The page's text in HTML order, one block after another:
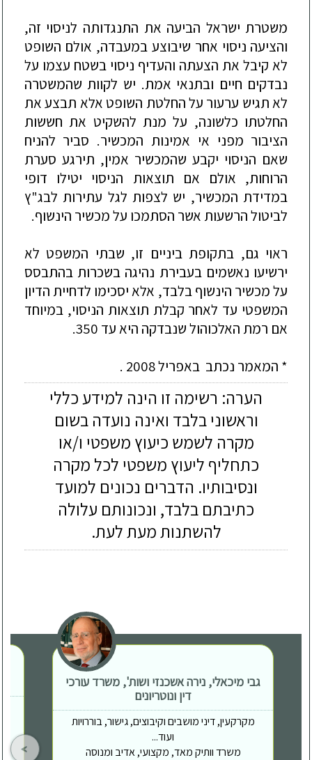
משטרת ישראל הביעה את התנגדותה לניסוי זה,
והציעה ניסוי אחר שיבוצע במעבדה, אולם השופט
לא קיבל את הצעתה והעדיף ניסוי בשטח עצמו על
נבדקים חיים ובתנאי אמת. יש לקוות שהמשטרה
לא תגיש ערעור על החלטת השופט אלא תבצע את
החלטתו כלשונה, על מנת להשקיט את חששות
הציבור מפני אי אמינות המכשיר. סביר להניח
שאם הניסוי יקבע שהמכשיר אמין, תירגע סערת
הרוחות, אולם אם תוצאות הניסוי יטילו דופי
במדידת המכשיר, יש לצפות לגל עתירות לבג"ץ
לביטול הרשעות אשר הסתמכו על מכשיר הינשוף.
ראוי גם, בתקופת ביניים זו, שבתי המשפט לא
ירשיעו נאשמים בעבירת נהיגה בשכרות בהתבסס
על מכשיר הינשוף בלבד, אלא יסכימו לדחיית הדיון
המשפטי עד לאחר קבלת תוצאות הניסוי, במיוחד
אם רמת האלכוהול שנבדקה היא עד 350.
* המאמר נכתב באפריל 2008 .
הערה: רשימה זו הינה למידע כללי
וראשוני בלבד ואינה נועדה בשום
מקרה לשמש כיעוץ משפטי ו/או
כתחליף ליעוץ משפטי לכל מקרה
ונסיבותיו. הדברים נכונים למועד
כתיבתם בלבד, ונכונותם עלולה
להשתנות מעת לעת.
גבי מיכאלי, נירה אשכנזי ושות', משרד עורכי
דין ונוטריונים
מקרקעין, דיני מושבים וקיבוצים, גישור, בוררויות
ועוד...
משרד וותיק מאד, מקצועי, אדיב ומנוסה